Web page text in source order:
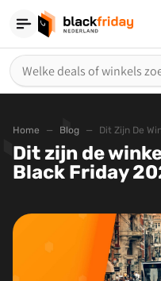
Home Blog
Dit zijn de
Black Friday